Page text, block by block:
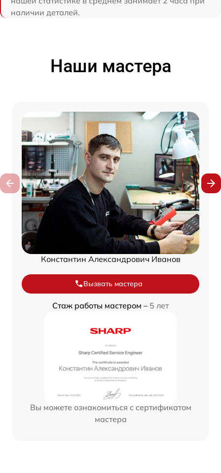
наличии деталей.
Наши мастера
Константин Александрович Иванов
Вызвать мастера
Стаж работы мастером – 5 лет
Вы можете ознакомиться с сертификатом
мастера